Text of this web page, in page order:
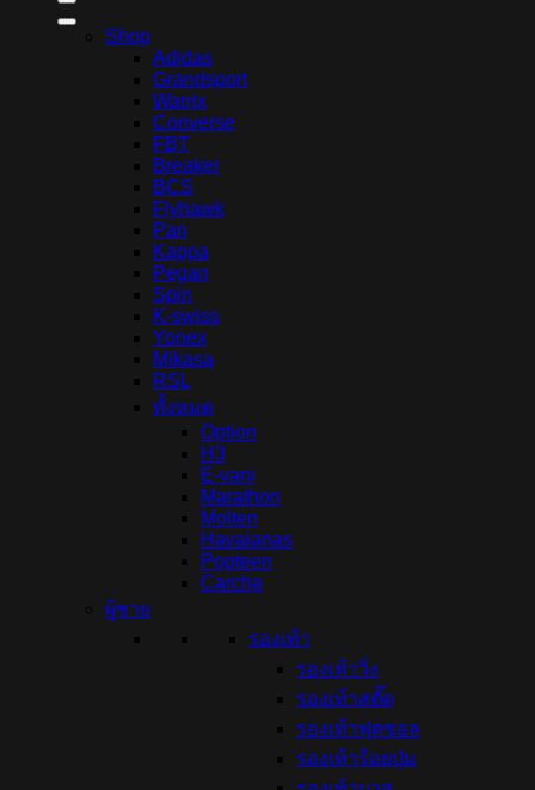
Shop
Adidas
Grandsport
Warrix
Converse
FBT
Breaker
BCS
Flyhawk
Pan
Kappa
Pegan
Spin
K-swiss
Yonex
Mikasa
RSL
ทั้งหมด
Option
H3
E-vani
Marathon
Molten
Havaianas
Popteen
Carcha
ผู้ชาย
รองเท้า
รองเท้าวิ่ง
รองเท้าสตั๊ด
รองเท้าฟุตซอล
รองเท้าร้อยปุ่ม